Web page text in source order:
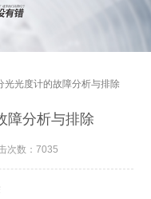
光光度计的故障分析与排除
障分析与排除
次数：7035